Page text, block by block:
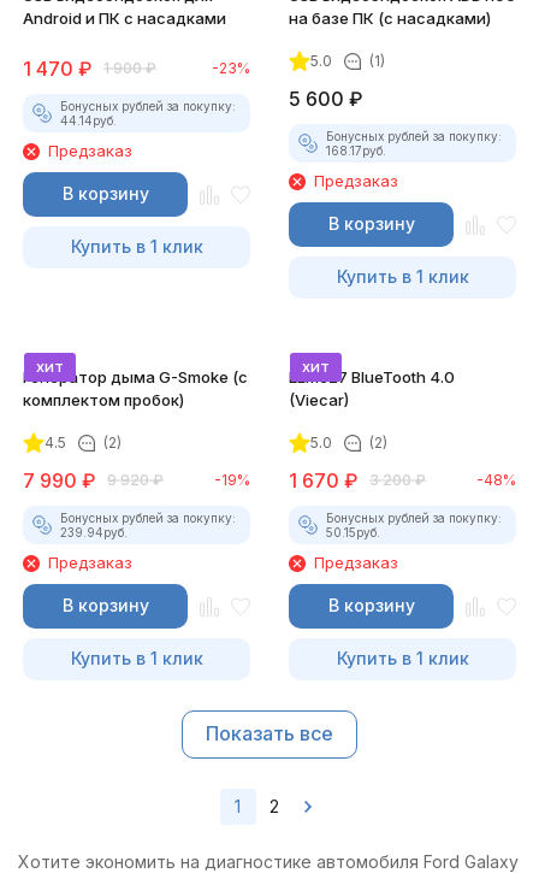
Android и ПК с насадками
1 470 ₽ 1 900 ₽ -23%
Бонусных рублей за покупку:
44.14руб.
Предзаказ
В корзину
Купить в 1 клик
на базе ПК (с насадками)
5.0 (1)
5 600 ₽
Бонусных рублей за покупку:
168.17руб.
Предзаказ
В корзину
Купить в 1 клик
хит
Генератор дыма G-Smoke (c
комплектом пробок)
4.5 (2)
7 990 ₽ 9 920 ₽ -19%
Бонусных рублей за покупку:
239.94руб.
Предзаказ
В корзину
Купить в 1 клик
хит
ELM327 BlueTooth 4.0
(Viecar)
5.0 (2)
1 670 ₽ 3 200 ₽ -48%
Бонусных рублей за покупку:
50.15руб.
Предзаказ
В корзину
Купить в 1 клик
Показать все
1 2
Хотите экономить на диагностике автомобиля Ford Galaxy